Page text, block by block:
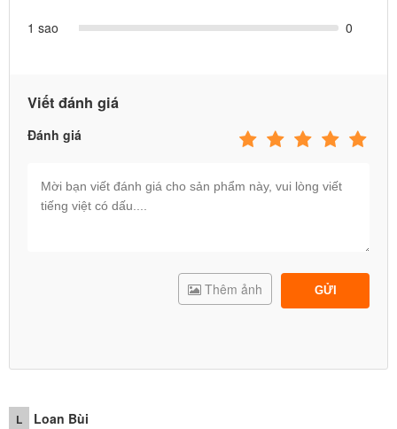
một khu vui chơi trong nhà tuyệt vời cho bé.
trai, bé gái, tăng cường vận động cho con. Cầu trượt có gờ
uây bóng có hút chân không dính xuống sàn nhà, giúp quây
bóng chịu lực tốt hơn
1 sao 0
Viết đánh giá
Đánh giá
GỬI
Thêm ảnh
L Loan Bùi